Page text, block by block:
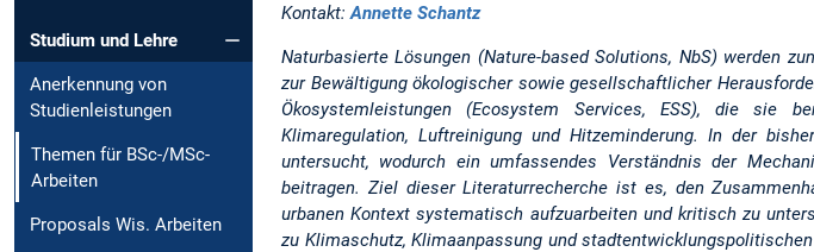
Studium und Lehre
Anerkennung von
Studienleistungen
Themen für BSc-/MSc-
Arbeiten
Proposals Wis. Arbeiten
Kontakt:Annette Schantz
Naturbasierte Lösungen (Nature-based Solutions, NbS) werden
zur Bewältigung ökologischer sowie gesellschaftlicher
Ökosystemleistungen (Ecosystem Services, ESS), die sie
Klimaregulation, Luftreinigung und Hitzeminderung. In der
untersucht, wodurch ein umfassendes Verständnis der
beitragen. Ziel dieser Literaturrecherche ist es, den
urbanen Kontext systematisch aufzuarbeiten und kritisch zu
zu Klimaschutz, Klimaanpassung und